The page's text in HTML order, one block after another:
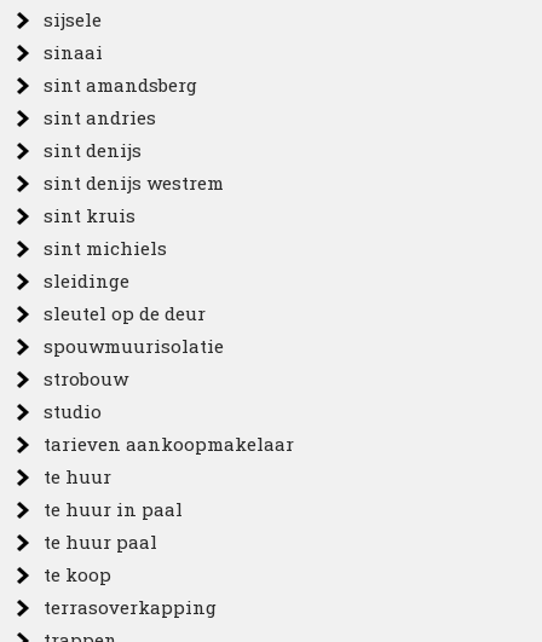
sijsele
sinaai
sint amandsberg
sint andries
sint denijs
sint denijs westrem
sint kruis
sint michiels
sleidinge
sleutel op de deur
spouwmuurisolatie
strobouw
studio
tarieven aankoopmakelaar
te huur
te huur in paal
te huur paal
te koop
terrasoverkapping